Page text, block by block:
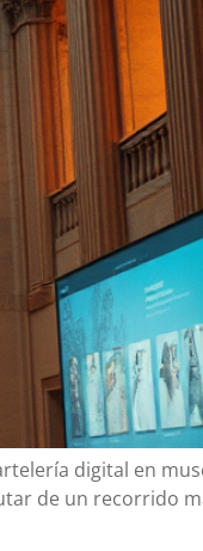
digital en
de un recorrido